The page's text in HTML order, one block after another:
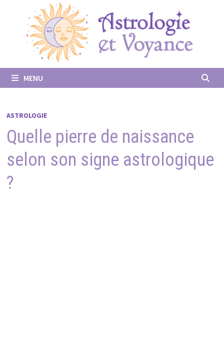
contenu
MENU
ASTROLOGIE
Quelle pierre de naissance
selon son signe astrologique
?